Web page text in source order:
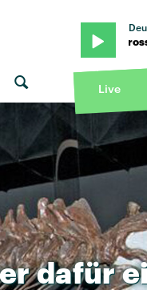
· "Heavy Cross" von
Live
dafür